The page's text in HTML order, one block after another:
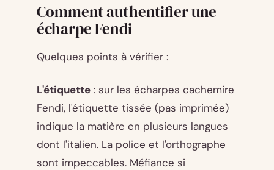
Comment authentifier une
écharpe Fendi
Quelques points à vérifier :
L'étiquette : sur les écharpes cachemire
Fendi, l'étiquette tissée (pas imprimée)
indique la matière en plusieurs langues
dont l'italien. La police et l'orthographe
sont impeccables. Méfiance si